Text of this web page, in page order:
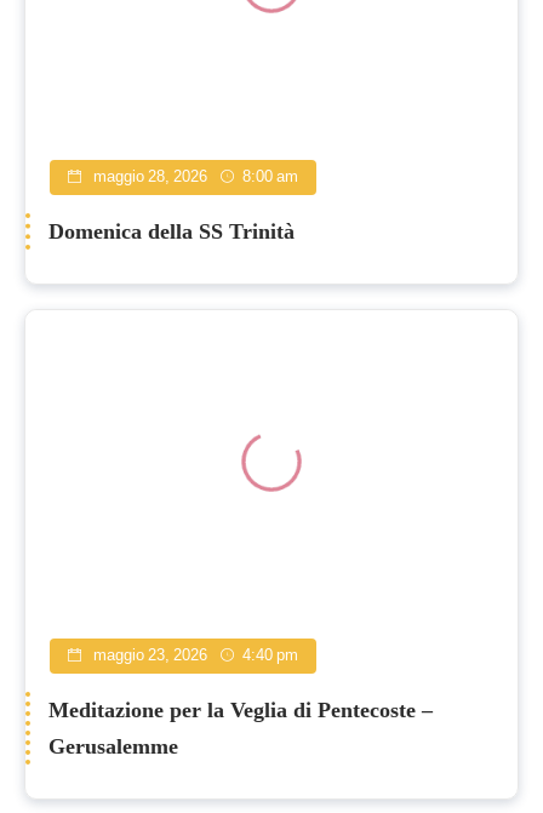
maggio 28, 2026 8:00 am
Domenica della SS Trinità
maggio 23, 2026 4:40 pm
Meditazione per la Veglia di Pentecoste –
Gerusalemme